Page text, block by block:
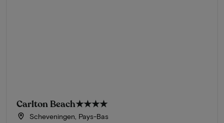
Carlton Beach★★★★
Scheveningen, Pays-Bas